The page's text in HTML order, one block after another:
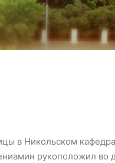
в Никольском
рукоположил во